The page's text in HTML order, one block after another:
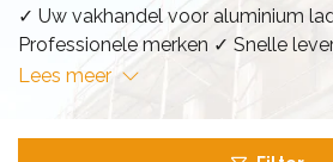
✓ Uw vakhandel voor aluminium
Professionele merken ✓ Snelle
Lees meer